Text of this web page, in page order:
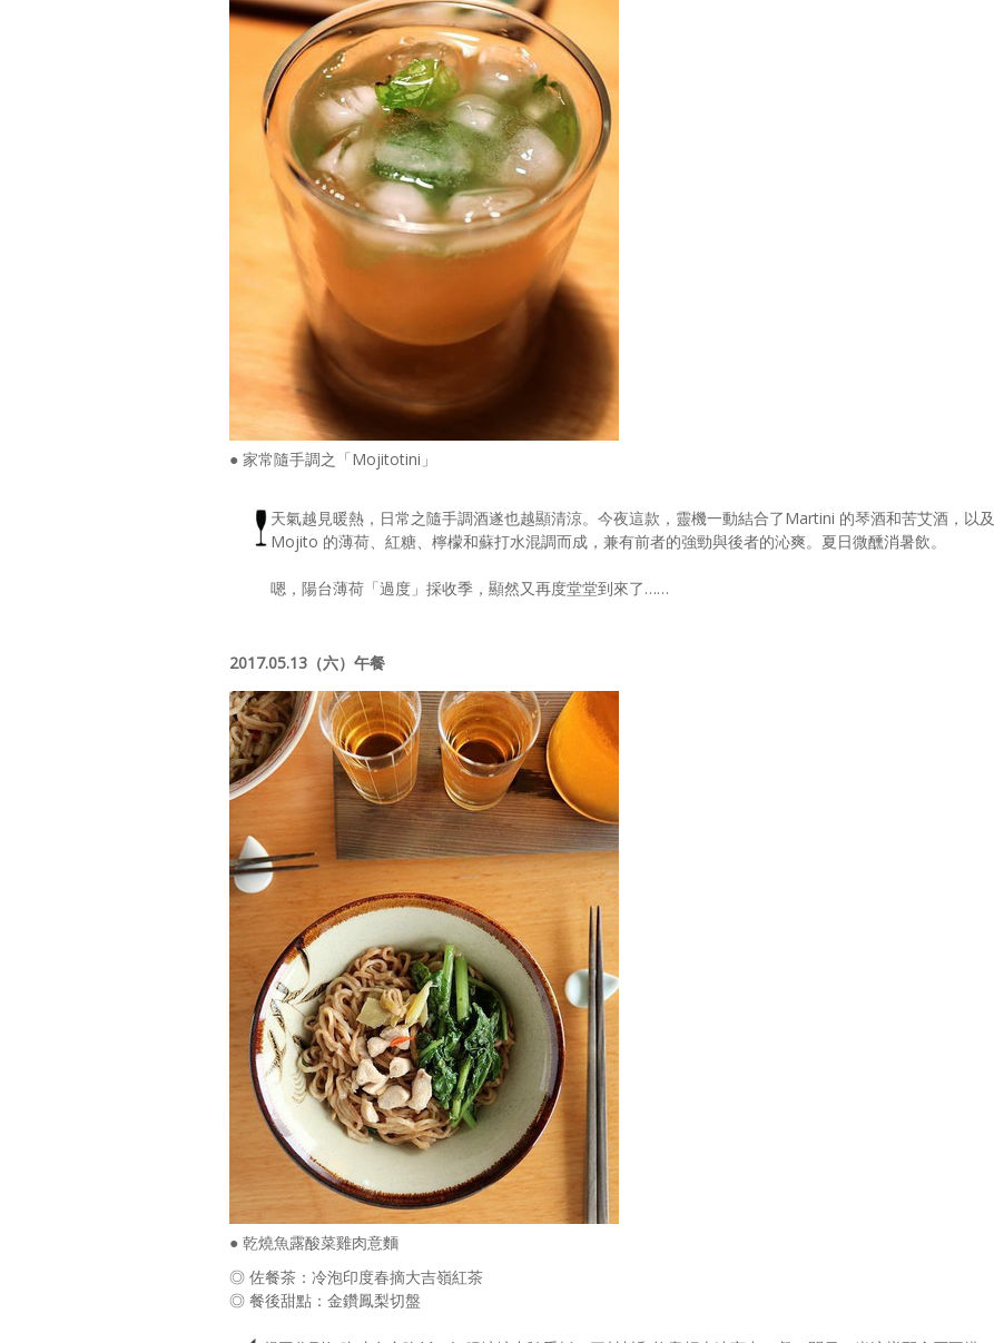
● 家常隨手調之「Mojitotini」
天氣越見暖熱，日常之隨手調酒遂也越顯清涼。今夜這款，靈機一動結合了Martini 的琴酒和苦艾酒，以及
Mojito 的薄荷、紅糖、檸檬和蘇打水混調而成，兼有前者的強勁與後者的沁爽。夏日微醺消暑飲。
嗯，陽台薄荷「過度」採收季，顯然又再度堂堂到來了……
2017.05.13（六）午餐
● 乾燒魚露酸菜雞肉意麵
◎ 佐餐茶：冷泡印度春摘大吉嶺紅茶
◎ 餐後甜點：金鑽鳳梨切盤